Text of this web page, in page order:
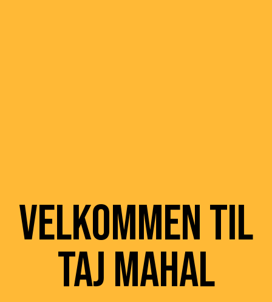
Velkommen til
Taj Mahal